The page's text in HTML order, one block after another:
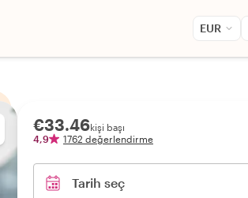
EUR
€33.46kişi başı
4,9
1762 değerlendirme
Tarih seç